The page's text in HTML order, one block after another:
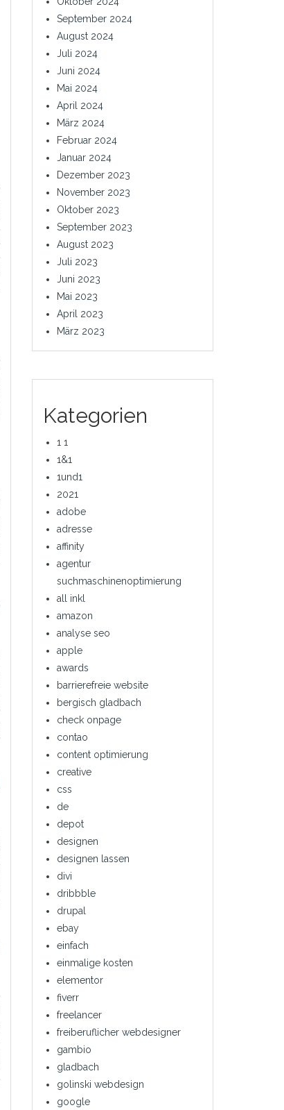
September 2024
August 2024
Juli 2024
Juni 2024
Mai 2024
April 2024
März 2024
Februar 2024
Januar 2024
Dezember 2023
November 2023
Oktober 2023
September 2023
August 2023
Juli 2023
Juni 2023
Mai 2023
April 2023
März 2023
Kategorien
1 1
1&1
1und1
2021
adobe
adresse
affinity
agentur
suchmaschinenoptimierung
all inkl
amazon
analyse seo
apple
awards
barrierefreie website
bergisch gladbach
check onpage
contao
content optimierung
creative
css
de
depot
designen
designen lassen
divi
dribbble
drupal
ebay
einfach
einmalige kosten
elementor
fiverr
freelancer
freiberuflicher webdesigner
gambio
gladbach
golinski webdesign
google